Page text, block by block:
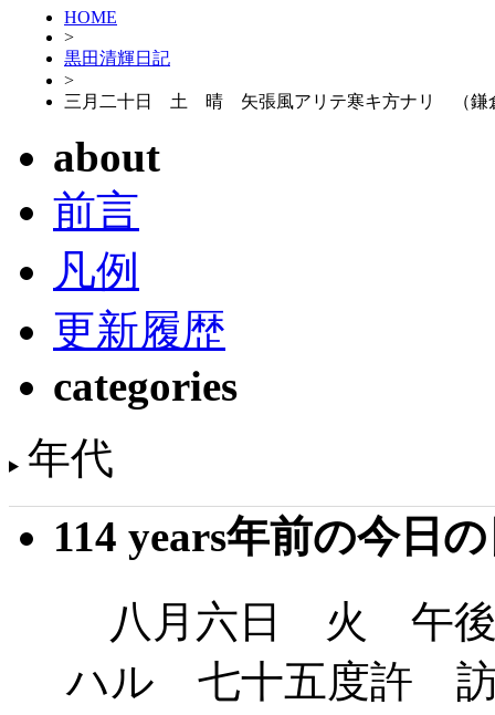
HOME
>
黒田清輝日記
>
三月二十日 土 晴 矢張風アリテ寒キ方ナリ （鎌
about
前言
凡例
更新履歴
categories
年代
114 years年前の今日
八月六日 火 午後
ハル 七十五度許